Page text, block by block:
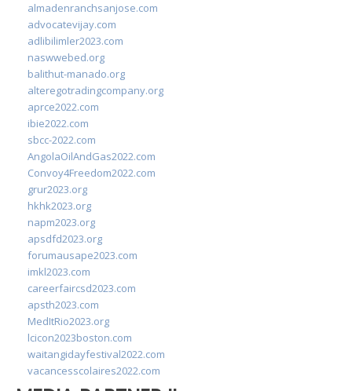
almadenranchsanjose.com
advocatevijay.com
adlibilimler2023.com
naswwebed.org
balithut-manado.org
alteregotradingcompany.org
aprce2022.com
ibie2022.com
sbcc-2022.com
AngolaOilAndGas2022.com
Convoy4Freedom2022.com
grur2023.org
hkhk2023.org
napm2023.org
apsdfd2023.org
forumausape2023.com
imkl2023.com
careerfaircsd2023.com
apsth2023.com
MedItRio2023.org
lcicon2023boston.com
waitangidayfestival2022.com
vacancesscolaires2022.com